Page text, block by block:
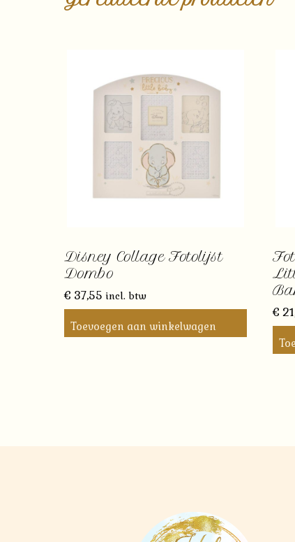
Disney Collage Fotolijst
Dombo
€ 37,55 incl. btw
Toevoegen aan winkelwagen
€